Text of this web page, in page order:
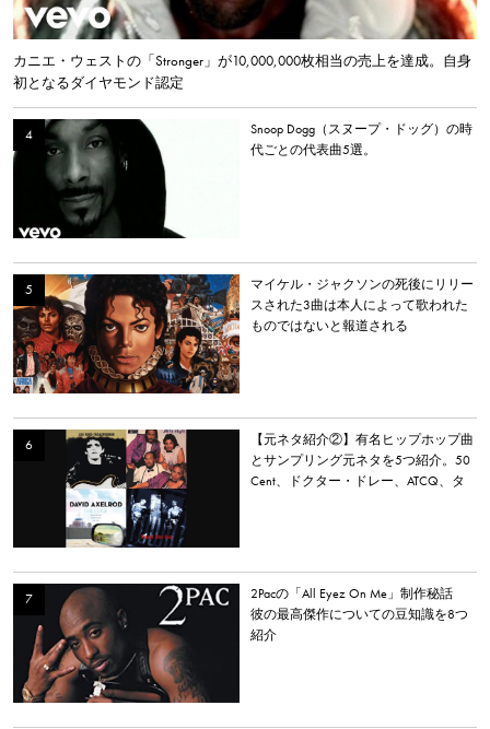
カニエ・ウェストの「Stronger」が10,000,000枚相当の売上を達成。自身
初となるダイヤモンド認定
Snoop Dogg（スヌープ・ドッグ）の時
代ごとの代表曲5選。
マイケル・ジャクソンの死後にリリー
スされた3曲は本人によって歌われた
ものではないと報道される
【元ネタ紹介②】有名ヒップホップ曲
とサンプリング元ネタを5つ紹介。50
Cent、ドクター・ドレー、ATCQ、タ
2Pacの「All Eyez On Me」制作秘話
彼の最高傑作についての豆知識を8つ
紹介